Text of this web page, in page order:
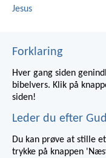
Jesus
Forklaring
Hver gang siden
bibelvers. Klik på
siden!
Leder du efter
Du kan prøve at stille
trykke på knappen